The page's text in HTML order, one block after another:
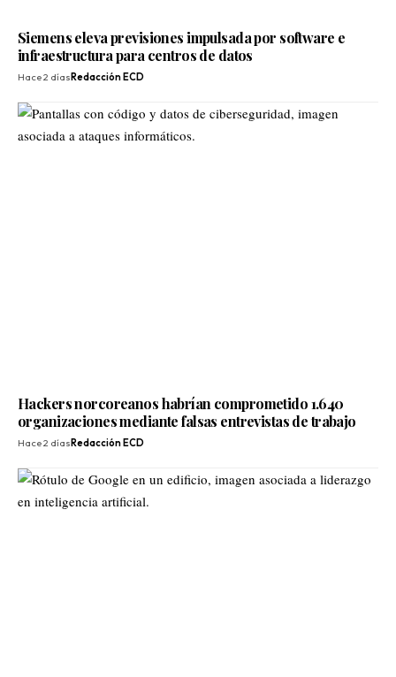
Siemens eleva previsiones impulsada por software e
infraestructura para centros de datos
Hace 2 díasRedacción ECD
Hackers norcoreanos habrían comprometido 1.640
organizaciones mediante falsas entrevistas de trabajo
Hace 2 días Redacción ECD